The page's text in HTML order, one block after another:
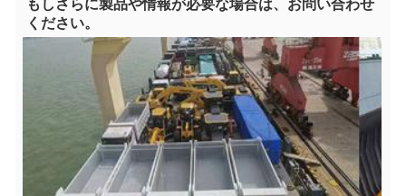
もし さらに製品や情報が必要な場合は、お問い合わせ
ください。